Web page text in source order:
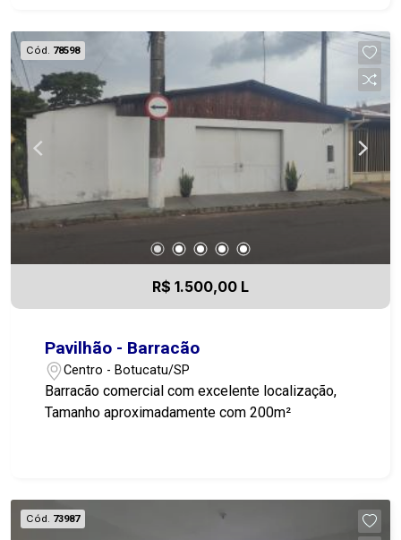
Cód. 78598
R$ 1.500,00 L
Pavilhão - Barracão
Centro - Botucatu/SP
Barracão comercial com excelente localização,
Tamanho aproximadamente com 200m²
Cód. 73987